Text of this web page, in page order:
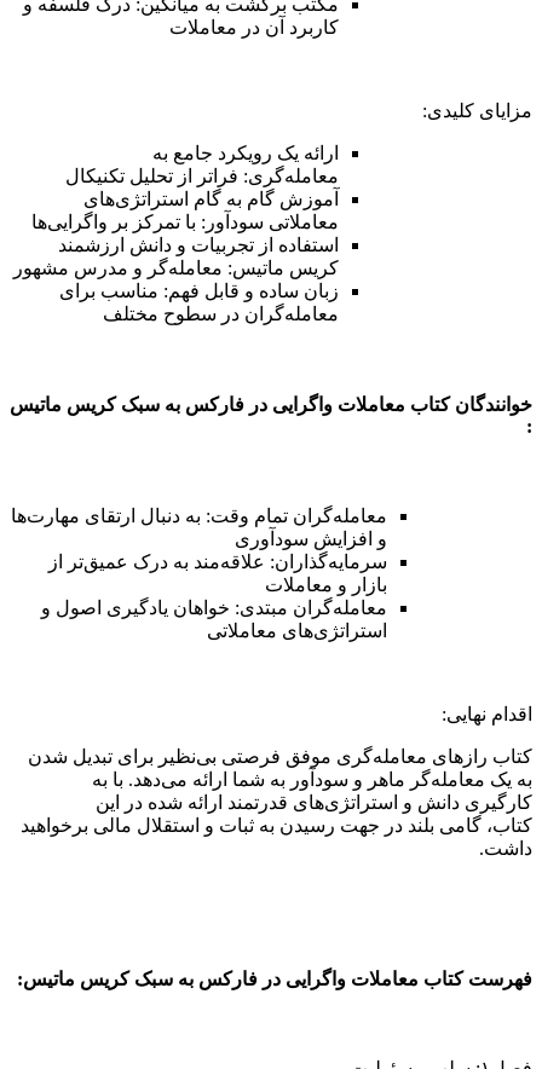
مکتب برگشت به میانگین: درک فلسفه و
کاربرد آن در معاملات
مزایای کلیدی:
ارائه یک رویکرد جامع به
معامله‌گری: فراتر از تحلیل تکنیکال
آموزش گام به گام استراتژی‌های
معاملاتی سودآور: با تمرکز بر واگرایی‌ها
استفاده از تجربیات و دانش ارزشمند
کریس ماتیس: معامله‌گر و مدرس مشهور
زبان ساده و قابل فهم: مناسب برای
معامله‌گران در سطوح مختلف
خوانندگان کتاب معاملات واگرایی در فارکس به سبک کریس ماتیس
:
معامله‌گران تمام وقت: به دنبال ارتقای مهارت‌ها
و افزایش سودآوری
سرمایه‌گذاران: علاقه‌مند به درک عمیق‌تر از
بازار و معاملات
معامله‌گران مبتدی: خواهان یادگیری اصول و
استراتژی‌های معاملاتی
اقدام نهایی:
کتاب رازهای معامله‌گری موفق فرصتی بی‌نظیر برای تبدیل شدن
به یک معامله‌گر ماهر و سودآور به شما ارائه می‌دهد. با به
کارگیری دانش و استراتژی‌های قدرتمند ارائه شده در این
کتاب، گامی بلند در جهت رسیدن به ثبات و استقلال مالی برخواهید
داشت.
فهرست کتاب معاملات واگرایی در فارکس به سبک کریس ماتیس: